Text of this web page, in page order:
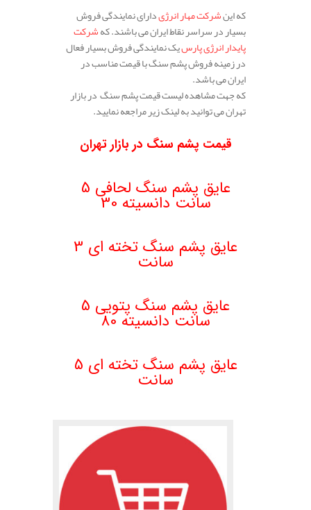
که اینشرکت مهار انرژیدارای نمایندگی فروش
بسیار در سراسر نقاط ایران می باشند. کهشرکت
پایدار انرژی پارسیک نمایندگی فروش بسیار فعال
در زمینه فروش پشم سنگ با قیمت مناسب در
ایران می باشد.
که جهت مشاهده لیست قیمت پشم سنگ در بازار
تهران می توانید به لینک زیر مراجعه نمایید.
قیمت پشم سنگ در بازار تهران
عایق پشم سنگ لحافی 5
سانت دانسیته 30
عایق پشم سنگ تخته ای 3
سانت
عایق پشم سنگ پتویی 5
سانت دانسیته 80
عایق پشم سنگ تخته ای 5
سانت